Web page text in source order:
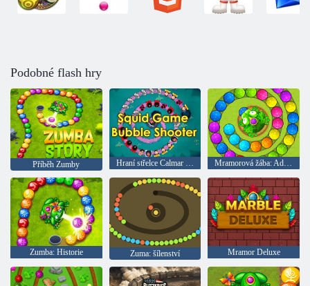
Podobné flash hry
Příběh Zumby Hraní střelce Calmar Bubble Mramorová žába: Adventure
Zumba: Historie Zuma: šílenství Mramor Deluxe